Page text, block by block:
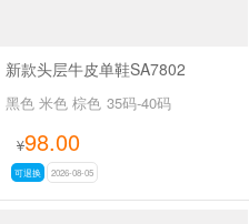
新款头层牛皮单鞋SA7802
黑色 米色 棕色 35码-40码
¥98.00
可退换 2026-08-05